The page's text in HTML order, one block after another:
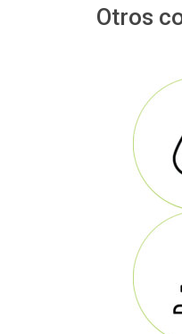
Otros